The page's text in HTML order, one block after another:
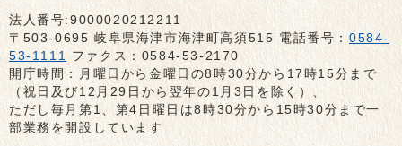
法人番号:9000020212211
〒503-0695 岐阜県海津市海津町高須515 電話番号：0584-
53-1111 ファクス：0584-53-2170
開庁時間：月曜日から金曜日の8時30分から17時15分まで
（祝日及び12月29日から翌年の1月3日を除く）、
ただし毎月第1、第4日曜日は8時30分から15時30分まで一
部業務を開設しています